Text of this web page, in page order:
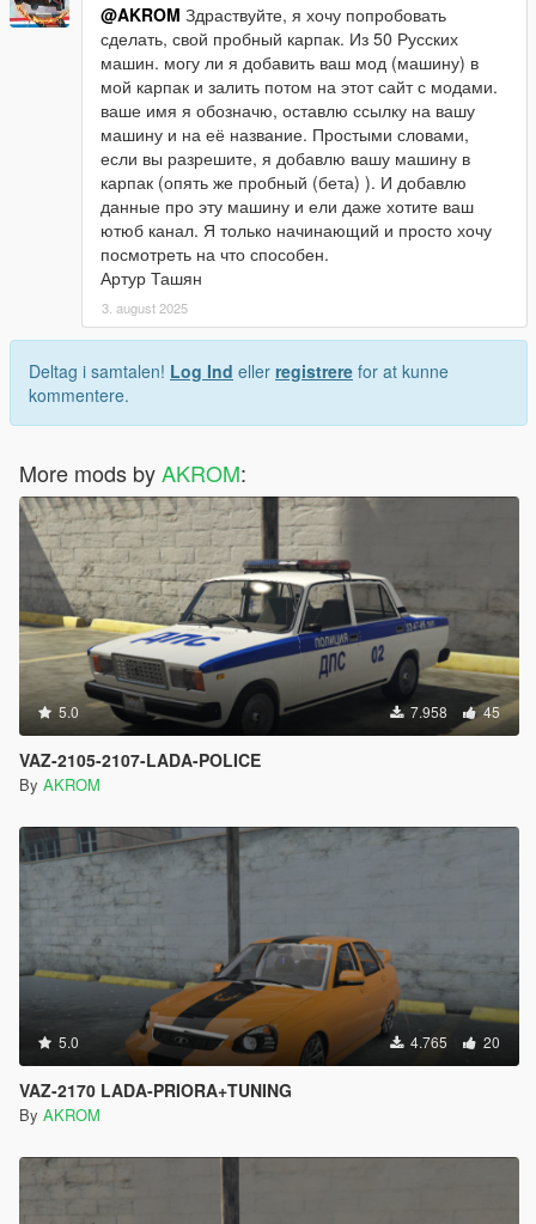
@AKROM Здраствуйте, я хочу попробовать
сделать, свой пробный карпак. Из 50 Русских
машин. могу ли я добавить ваш мод (машину) в
мой карпак и залить потом на этот сайт с модами.
ваше имя я обозначю, оставлю ссылку на вашу
машину и на её название. Простыми словами,
если вы разрешите, я добавлю вашу машину в
карпак (опять же пробный (бета) ). И добавлю
данные про эту машину и ели даже хотите ваш
ютюб канал. Я только начинающий и просто хочу
посмотреть на что способен.
Артур Ташян
3. august 2025
Deltag i samtalen! Log Ind eller registrere for at kunne
kommentere.
More mods byAKROM:
5.0 7.958 45
VAZ-2105-2107-LADA-POLICE
By AKROM
5.0 4.765 20
VAZ-2170 LADA-PRIORA+TUNING
By AKROM